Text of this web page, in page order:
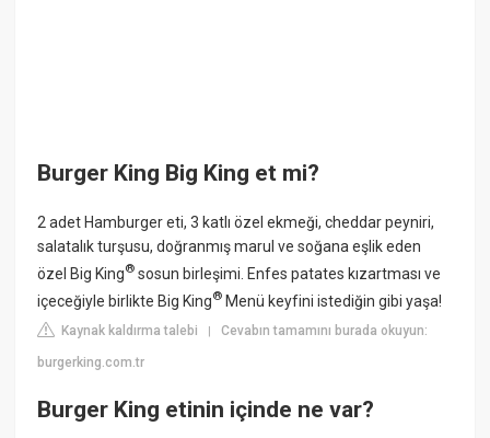
Burger King Big King et mi?
2 adet Hamburger eti, 3 katlı özel ekmeği, cheddar peyniri,
salatalık turşusu, doğranmış marul ve soğana eşlik eden
özel Big King® sosun birleşimi. Enfes patates kızartması ve
içeceğiyle birlikte Big King® Menü keyfini istediğin gibi yaşa!
Kaynak kaldırma talebi |Cevabın tamamını burada okuyun:
burgerking.com.tr
Burger King etinin içinde ne var?